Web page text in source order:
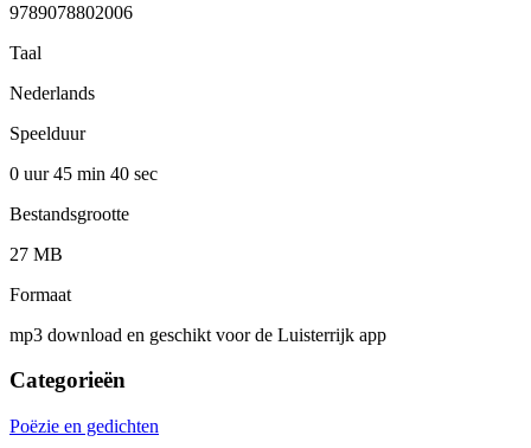
9789078802006
Taal
Nederlands
Speelduur
0 uur 45 min 40 sec
Bestandsgrootte
27 MB
Formaat
mp3 download en geschikt voor de Luisterrijk app
Categorieën
Poëzie en gedichten